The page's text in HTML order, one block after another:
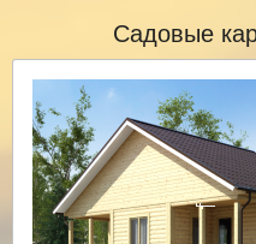
Садовые